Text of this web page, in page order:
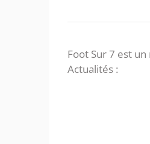
Foot Sur 7 est
Actualités :